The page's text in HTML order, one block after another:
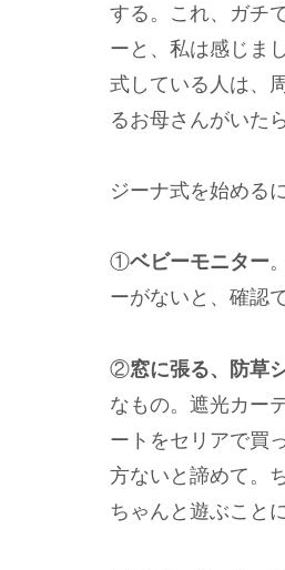
する。これ、ガチ
ーと、私は感じま
式している人は、
るお母さんがいた
ジーナ式を始める
①ベビーモニター
ーがないと、確認
②窓に張る、防草
なもの。遮光カー
ートをセリアで買
方ないと諦めて。
ちゃんと遊ぶこと